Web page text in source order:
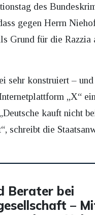
des
gegen Herrn
Grund für die Razzia
konstruiert –
„X“
kauft nicht
schreibt die
Berater bei
–